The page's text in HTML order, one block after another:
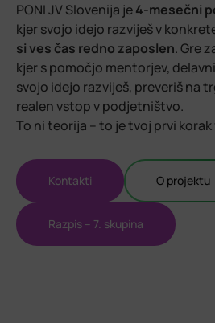
PONI JV Slovenija je4-mesečni
kjer svojo idejo razviješ v
si ves čas redno zaposlen. Gre
kjer s pomočjo mentorjev,
svojo idejo razviješ, preveriš na
realen vstop v podjetništvo.
To ni teorija – to je tvoj prvi
Kontakti O projektu
Razpis – 7. skupina